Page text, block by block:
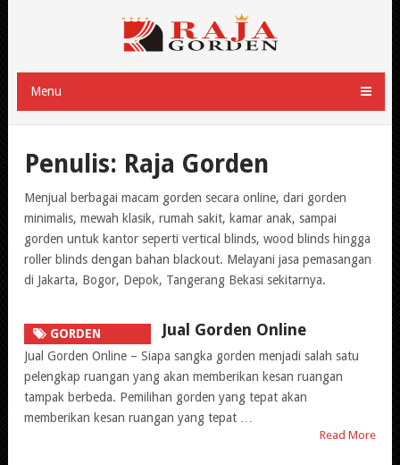
Menu
Penulis: Raja Gorden
Menjual berbagai macam gorden secara online, dari gorden
minimalis, mewah klasik, rumah sakit, kamar anak, sampai
gorden untuk kantor seperti vertical blinds, wood blinds hingga
roller blinds dengan bahan blackout. Melayani jasa pemasangan
di Jakarta, Bogor, Depok, Tangerang Bekasi sekitarnya.
GORDEN
ONLINE
Jual Gorden Online
Jual Gorden Online – Siapa sangka gorden menjadi salah satu
pelengkap ruangan yang akan memberikan kesan ruangan
tampak berbeda. Pemilihan gorden yang tepat akan
memberikan kesan ruangan yang tepat …
Read More